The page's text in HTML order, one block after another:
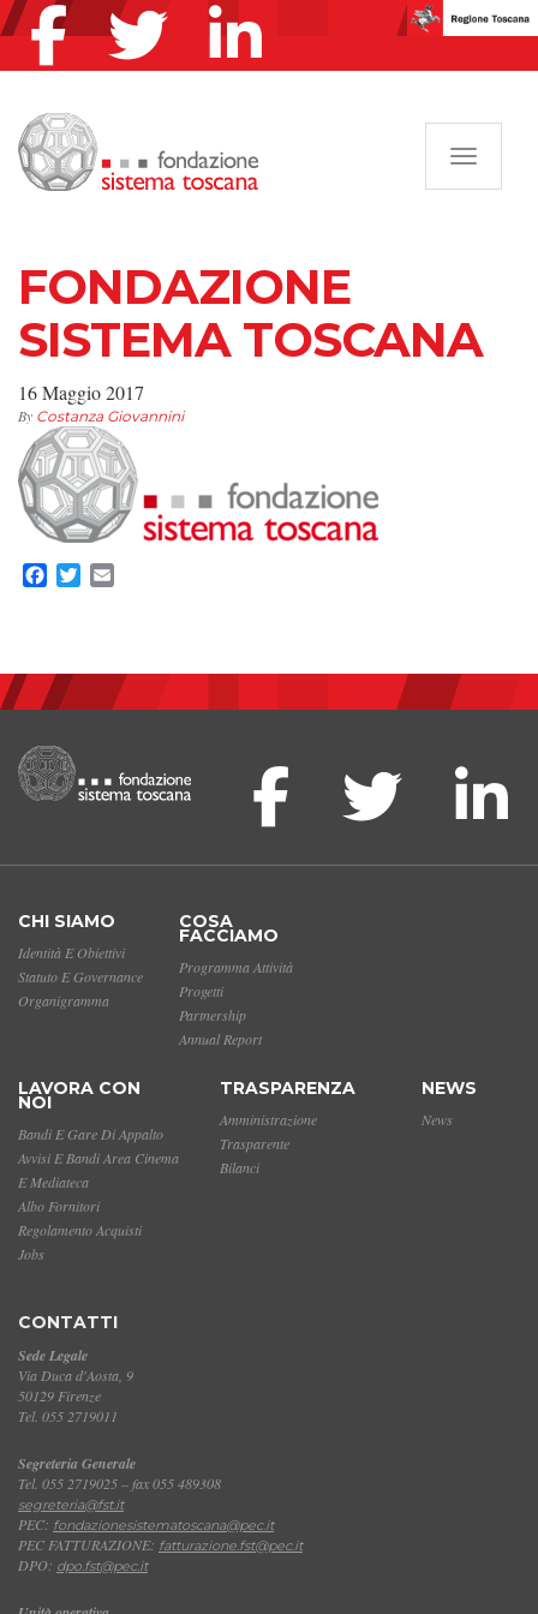
FONDAZIONE
SISTEMA TOSCANA
16 Maggio 2017
By Costanza Giovannini
Facebook
Twitter
CHI SIAMO
Identità E Obiettivi
Statuto E Governance
Organigramma
COSA
FACCIAMO
Programma Attività
Progetti
Partnership
Annual Report
LAVORA CON
NOI
Bandi E Gare Di Appalto
Avvisi E Bandi Area Cinema
E Mediateca
Albo Fornitori
Regolamento Acquisti
Jobs
TRASPARENZA
Amministrazione
Trasparente
Bilanci
NEWS
News
CONTATTI
Sede Legale
Via Duca d'Aosta, 9
50129 Firenze
Tel. 055 2719011
Segreteria Generale
Tel. 055 2719025 – fax 055 489308
segreteria@fst.it
PEC: fondazionesistematoscana@pec.it
PEC FATTURAZIONE: fatturazione.fst@pec.it
DPO: dpo.fst@pec.it